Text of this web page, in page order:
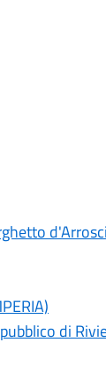
di